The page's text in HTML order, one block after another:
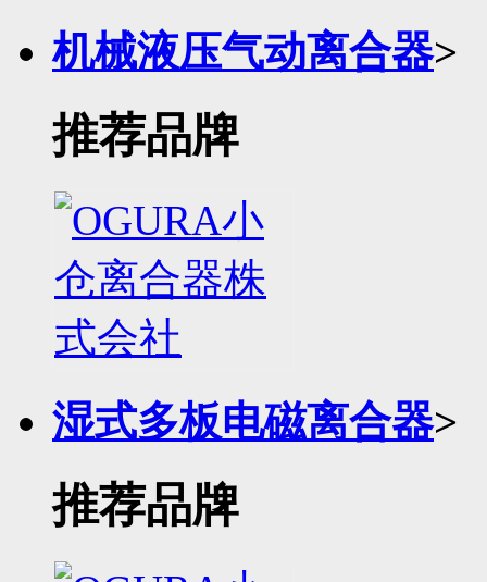
机械液压气动离合器>
推荐品牌
湿式多板电磁离合器>
推荐品牌